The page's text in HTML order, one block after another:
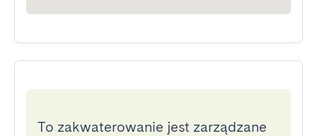
To zakwaterowanie jest zarządzane